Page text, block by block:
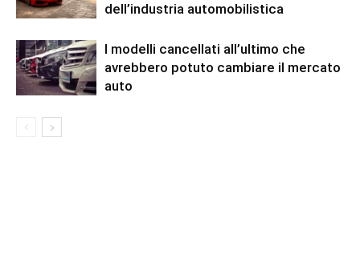
dell’industria automobilistica
I modelli cancellati all’ultimo che
avrebbero potuto cambiare il mercato
auto